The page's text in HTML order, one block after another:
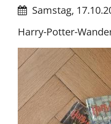
Samstag,
Harry-Potter-